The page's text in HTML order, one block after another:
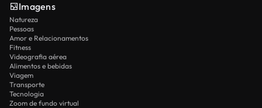
Imagens
Natureza
Pessoas
Amor e Relacionamentos
Fitness
Videografia aérea
Alimentos e bebidas
Viagem
Transporte
Tecnologia
Zoom de fundo virtual